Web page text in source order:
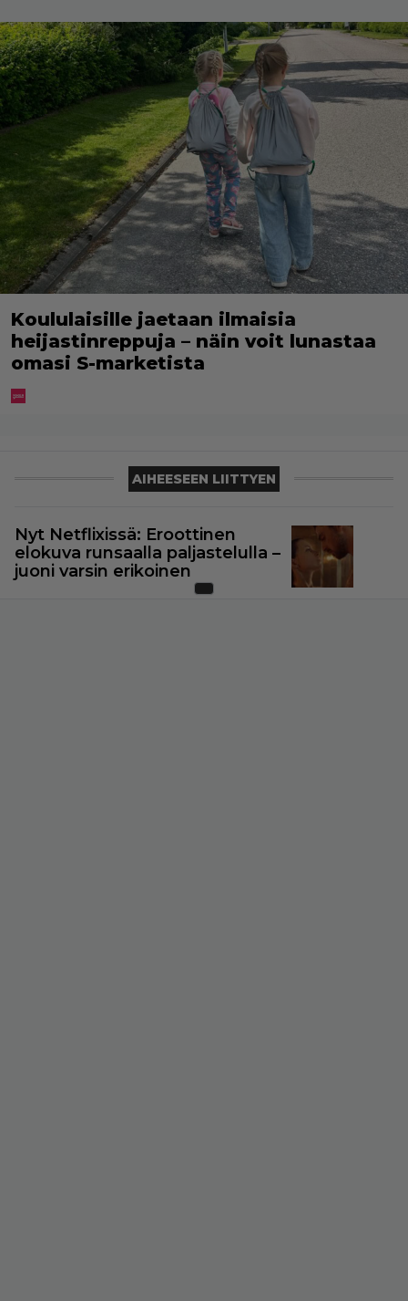
Koululaisille jaetaan ilmaisia
heijastinreppuja – näin voit lunastaa
omasi S-marketista
AIHEESEEN LIITTYEN
Nyt Netflixissä: Eroottinen
elokuva runsaalla paljastelulla –
juoni varsin erikoinen